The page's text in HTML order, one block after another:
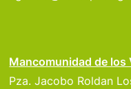
Mancomunidad de los
Pza. Jacobo Roldan